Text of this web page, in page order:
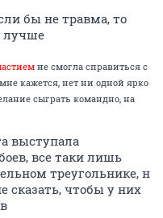
бы не травма, то
лучше
не смогла справиться с
кажется, нет ни одной ярко
сыграть командно, на
выступала
все таки лишь
треугольнике, н
сказать, чтобы у них